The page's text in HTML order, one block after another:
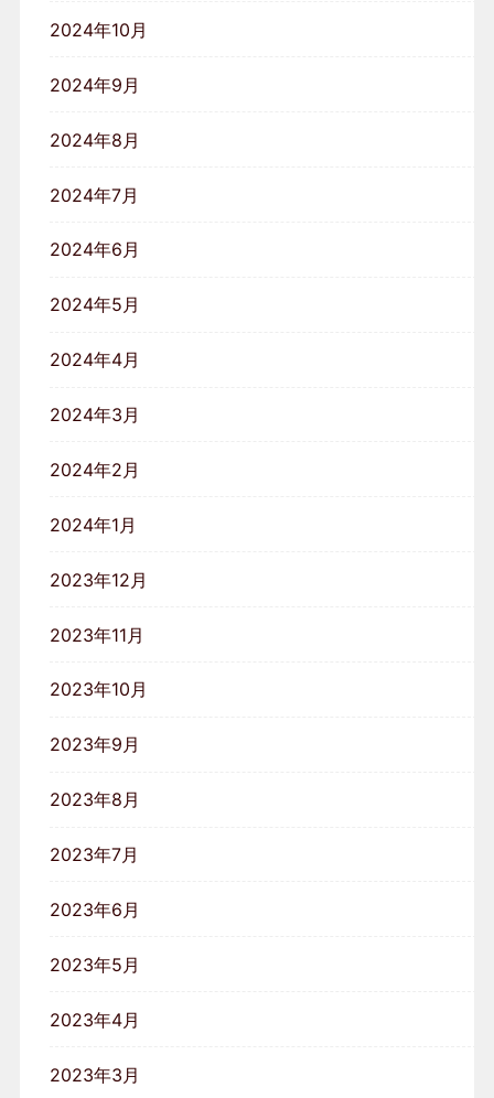
2024年10月
2024年9月
2024年8月
2024年7月
2024年6月
2024年5月
2024年4月
2024年3月
2024年2月
2024年1月
2023年12月
2023年11月
2023年10月
2023年9月
2023年8月
2023年7月
2023年6月
2023年5月
2023年4月
2023年3月